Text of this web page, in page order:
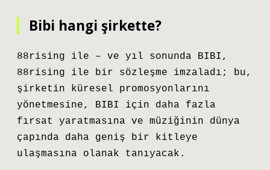
Bibi hangi şirkette?
88rising ile – ve yıl sonunda BIBI,
88rising ile bir sözleşme imzaladı; bu,
şirketin küresel promosyonlarını
yönetmesine, BIBI için daha fazla
fırsat yaratmasına ve müziğinin dünya
çapında daha geniş bir kitleye
ulaşmasına olanak tanıyacak.